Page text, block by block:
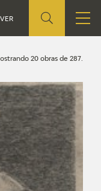
20 obras de 287.
Búsqueda